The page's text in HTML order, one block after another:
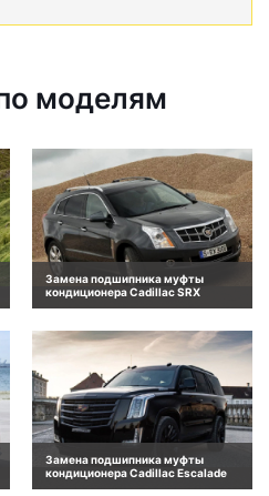
моделям
Замена подшипника муфты
кондиционера Cadillac SRX
Замена подшипника муфты
кондиционера Cadillac Escalade